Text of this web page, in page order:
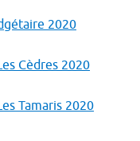
2020
Cèdres 2020
Tamaris 2020